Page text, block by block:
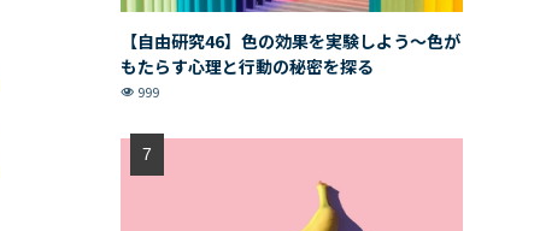
【自由研究46】色の効果を実験しよう〜色が
もたらす心理と行動の秘密を探る
999